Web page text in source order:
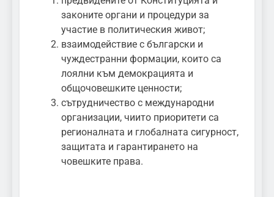
законите органи и процедури за
участие в политическия живот;
взаимодействие с български и
чуждестранни формации, които са
лоялни към демокрацията и
общочовешките ценности;
сътрудничество с международни
организации, чиито приоритети са
регионалната и глобалната сигурност,
защитата и гарантирането на
човешките права.